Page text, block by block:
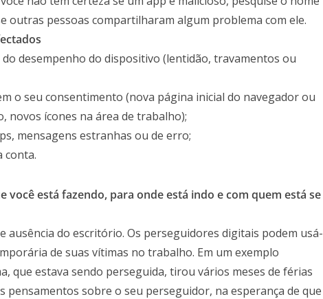
outras pessoas compartilharam algum problema com ele.
desempenho do dispositivo (lentidão, travamentos ou
o seu consentimento (nova página inicial do navegador ou
novos ícones na área de trabalho);
mensagens estranhas ou de erro;
conta.
você está fazendo, para onde está indo e com quem está se
ausência do escritório. Os perseguidores digitais podem usá-
de suas vítimas no trabalho. Em um exemplo
que estava sendo perseguida, tirou vários meses de férias
pensamentos sobre o seu perseguidor, na esperança de que